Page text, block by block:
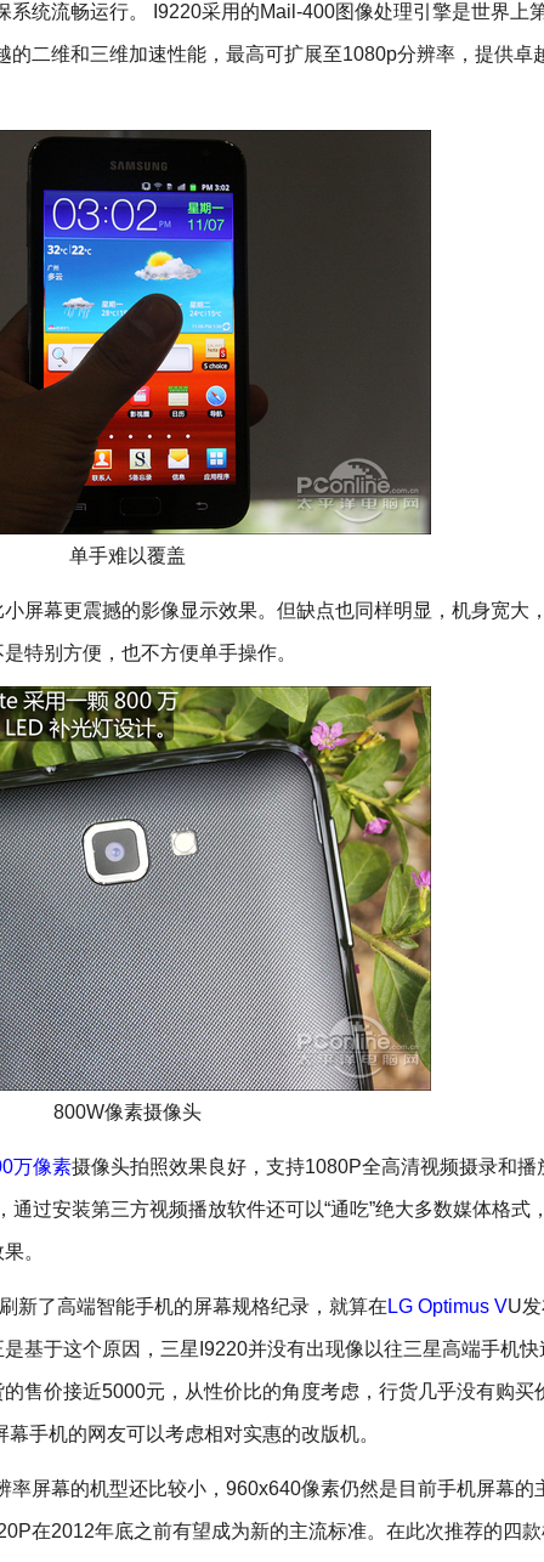
统流畅运行。 I9220采用的Mail-400图像处理引擎是世界上
的二维和三维加速性能，最高可扩展至1080p分辨率，提供卓
单手难以覆盖
幕更震撼的影像显示效果。但缺点也同样明显，机身宽大
特别方便，也不方便单手操作。
800W像素摄像头
万像素摄像头拍照效果良好，支持1080P全高清视频摄录和播
过安装第三方视频播放软件还可以“通吃”绝大多数媒体格式
。
新了高端智能手机的屏幕规格纪录，就算在 LG Optimus VU
基于这个原因，三星I9220并没有出现像以往三星高端手机
售价接近5000元，从性价比的角度考虑，行货几乎没有购买
手机的网友可以考虑相对实惠的改版机。
率屏幕的机型还比较小，960x640像素仍然是目前手机屏幕的
在2012年底之前有望成为新的主流标准。在此次推荐的四